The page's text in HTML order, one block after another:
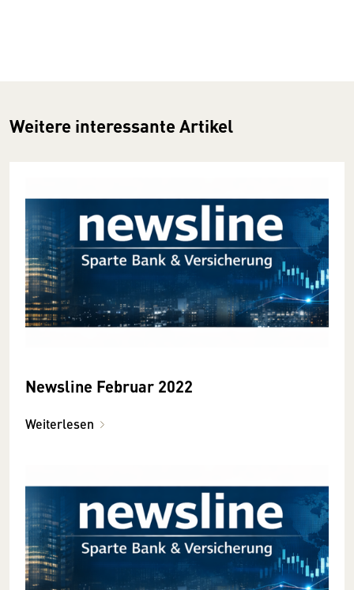
Weitere interessante Artikel
Newsline Februar 2022
Weiterlesen